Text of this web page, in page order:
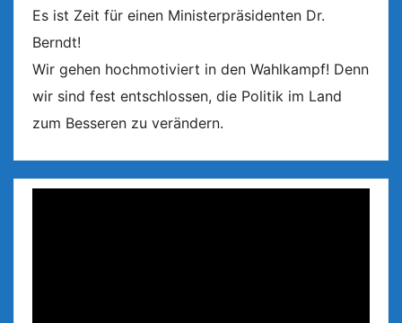
Es ist Zeit für einen Ministerpräsidenten Dr.
Berndt!
Wir gehen hochmotiviert in den Wahlkampf! Denn
wir sind fest entschlossen, die Politik im Land
zum Besseren zu verändern.